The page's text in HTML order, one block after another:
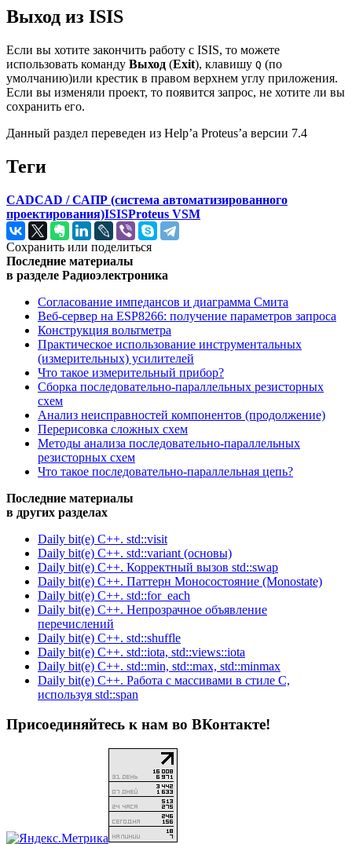
Выход из ISIS
Если вы хотите закончить работу с ISIS, то можете
использовать команду Выход (Exit), клавишу Q (по
умолчанию)или крестик в правом верхнем углу приложения.
Если вы изменяли проект, то появится запрос, не хотите ли вы
сохранить его.
Данный раздел переведен из Help’а Proteus’а версии 7.4
Теги
CADCAD / САПР (система автоматизированного
проектирования)ISISProteus VSM
Сохранить или поделиться
Последние материалы
в разделе Радиоэлектроника
Согласование импедансов и диаграмма Смита
Веб-сервер на ESP8266: получение параметров запроса
Конструкция вольтметра
Практическое использование инструментальных
(измерительных) усилителей
Что такое измерительный прибор?
Сборка последовательно-параллельных резисторных
схем
Анализ неисправностей компонентов (продолжение)
Перерисовка сложных схем
Методы анализа последовательно-параллельных
резисторных схем
Что такое последовательно-параллельная цепь?
Последние материалы
в других разделах
Daily bit(e) C++. std::visit
Daily bit(e) C++. std::variant (основы)
Daily bit(e) C++. Корректный вызов std::swap
Daily bit(e) C++. Паттерн Моносостояние (Monostate)
Daily bit(e) C++. std::for_each
Daily bit(e) C++. Непрозрачное объявление
перечислений
Daily bit(e) C++. std::shuffle
Daily bit(e) C++. std::iota, std::views::iota
Daily bit(e) C++. std::min, std::max, std::minmax
Daily bit(e) C++. Работа с массивами в стиле C,
используя std::span
Присоединяйтесь к нам во ВКонтакте!